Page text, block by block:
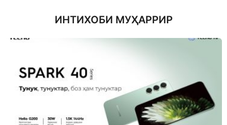
ИНТИХОБИ МУҲАРРИР